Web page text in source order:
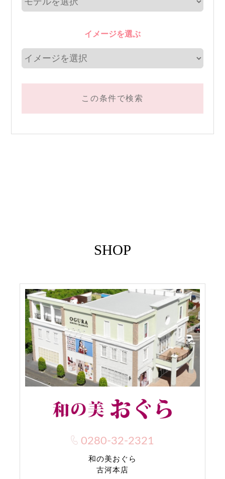
イメージを選ぶ
この条件で検索
SHOP
0280-32-2321
和の美おぐら
古河本店